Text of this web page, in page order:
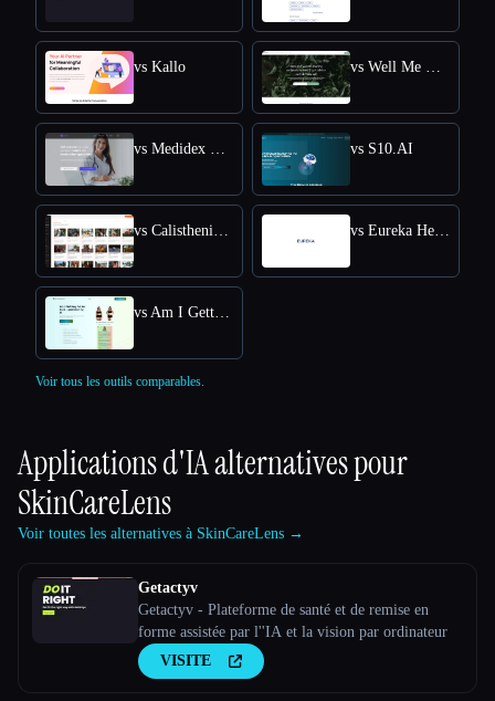
vs Kallo vs Well Me Right
vs Medidex Connect vs S10.AI
vs Calisthenics Workout Plan vs Eureka Health
vs Am I Getting Fatter Quiz
Voir tous les outils comparables.
Applications d'IA alternatives pour
SkinCareLens
Voir toutes les alternatives à SkinCareLens →
Getactyv
Getactyv - Plateforme de santé et de remise en
forme assistée par l''IA et la vision par ordinateur
VISITE